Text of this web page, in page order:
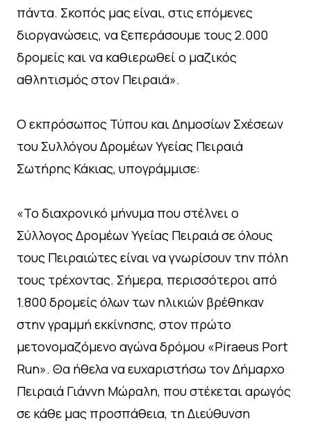
πάντα. Σκοπός μας είναι, στις επόμενες
διοργανώσεις, να ξεπεράσουμε τους 2.000
δρομείς και να καθιερωθεί ο μαζικός
αθλητισμός στον Πειραιά».
Ο εκπρόσωπος Τύπου και Δημοσίων Σχέσεων
του Συλλόγου Δρομέων Υγείας Πειραιά
Σωτήρης Κάκιας, υπογράμμισε:
«Το διαχρονικό μήνυμα που στέλνει ο
Σύλλογος Δρομέων Υγείας Πειραιά σε όλους
τους Πειραιώτες είναι να γνωρίσουν την πόλη
τους τρέχοντας. Σήμερα, περισσότεροι από
1.800 δρομείς όλων των ηλικιών βρέθηκαν
στην γραμμή εκκίνησης, στον πρώτο
μετονομαζόμενο αγώνα δρόμου «Piraeus Port
Run». Θα ήθελα να ευχαριστήσω τον Δήμαρχο
Πειραιά Γιάννη Μώραλη, που στέκεται αρωγός
σε κάθε μας προσπάθεια, τη Διεύθυνση